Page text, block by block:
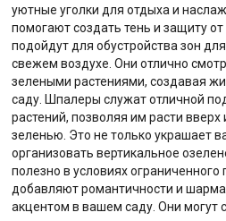
уютные уголки для отдыха и
помогают создать тень и защиту
подойдут для обустройства зон
свежем воздухе. Они отлично
зелеными растениями, создавая
саду. Шпалеры служат отличной
растений, позволяя им расти вверх
зеленью. Это не только украшает
организовать вертикальное
полезно в условиях ограниченного
добавляют романтичности и
акцентом в вашем саду. Они могут